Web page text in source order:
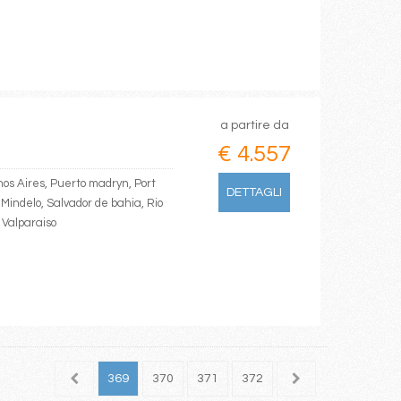
Aires, Puerto madryn, Port
Salvador de bahia, Rio
a partire da
€ 4.557
DETTAGLI
368 369 370 371 372